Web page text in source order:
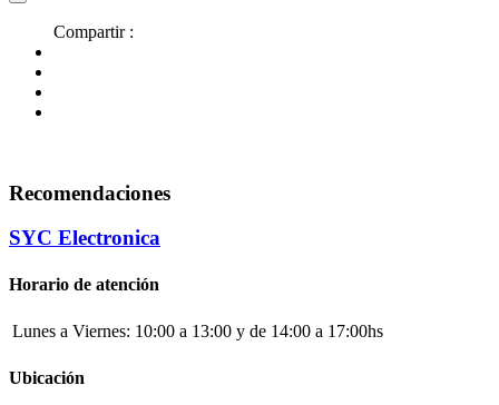
Compartir :
Recomendaciones
SYC Electronica
Horario de atención
Lunes a Viernes: 10:00 a 13:00 y de 14:00 a 17:00hs
Ubicación